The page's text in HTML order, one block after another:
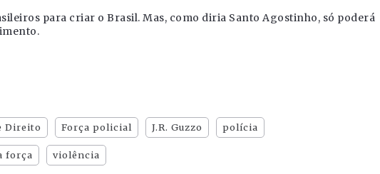
para criar o Brasil. Mas, como diria Santo Agostinho, só poderá
Direito Força policial J.R. Guzzo polícia
força violência